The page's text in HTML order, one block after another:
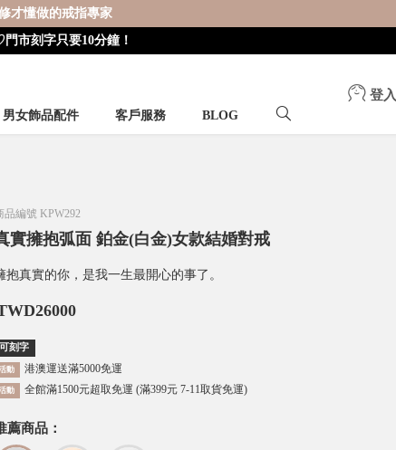
才懂做的戒指專家
市刻字只要10分鐘！
男女飾品配件 客戶服務 BLOG
登入
品編號 KPW292
實擁抱弧面 鉑金(白金)女款結婚對戒
抱真實的你，是我一生最開心的事了。
26000
可刻字
動 港澳運送滿5000免運
動 全館滿1500元超取免運 (滿399元 7-11取貨免運)
薦商品：